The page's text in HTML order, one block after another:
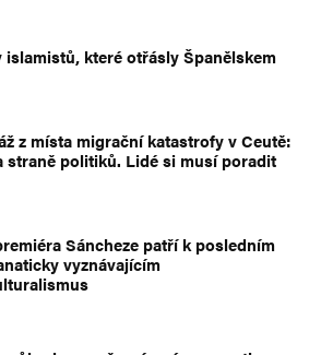
islamistů, které otřásly Španělskem
z místa migrační katastrofy v Ceutě:
straně politiků. Lidé si musí poradit
Sáncheze patří k posledním
vyznávajícím